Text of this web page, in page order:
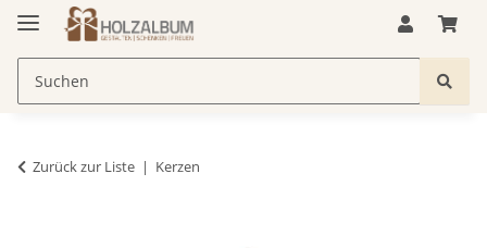
Zurück zur Liste Kerzen